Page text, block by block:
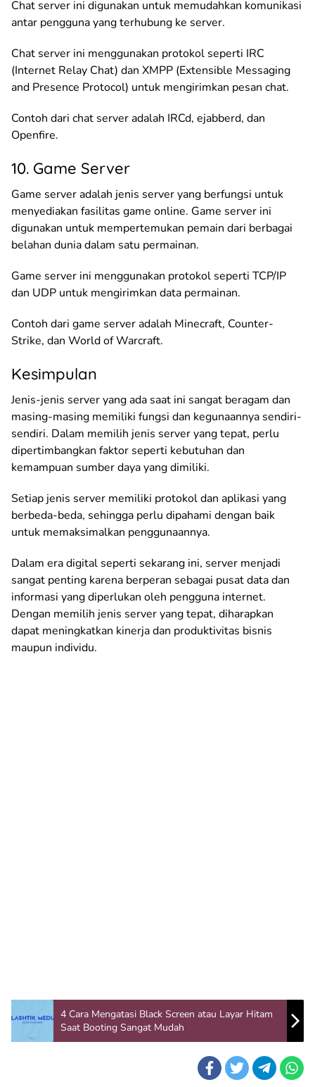
Chat server ini digunakan untuk memudahkan komunikasi
antar pengguna yang terhubung ke server.
Chat server ini menggunakan protokol seperti IRC
(Internet Relay Chat) dan XMPP (Extensible Messaging
and Presence Protocol) untuk mengirimkan pesan chat.
Contoh dari chat server adalah IRCd, ejabberd, dan
Openfire.
10. Game Server
Game server adalah jenis server yang berfungsi untuk
menyediakan fasilitas game online. Game server ini
digunakan untuk mempertemukan pemain dari berbagai
belahan dunia dalam satu permainan.
Game server ini menggunakan protokol seperti TCP/IP
dan UDP untuk mengirimkan data permainan.
Contoh dari game server adalah Minecraft, Counter-
Strike, dan World of Warcraft.
Kesimpulan
Jenis-jenis server yang ada saat ini sangat beragam dan
masing-masing memiliki fungsi dan kegunaannya sendiri-
sendiri. Dalam memilih jenis server yang tepat, perlu
dipertimbangkan faktor seperti kebutuhan dan
kemampuan sumber daya yang dimiliki.
Setiap jenis server memiliki protokol dan aplikasi yang
berbeda-beda, sehingga perlu dipahami dengan baik
untuk memaksimalkan penggunaannya.
Dalam era digital seperti sekarang ini, server menjadi
sangat penting karena berperan sebagai pusat data dan
informasi yang diperlukan oleh pengguna internet.
Dengan memilih jenis server yang tepat, diharapkan
dapat meningkatkan kinerja dan produktivitas bisnis
maupun individu.
4 Cara Mengatasi Black Screen atau Layar Hitam
Saat Booting Sangat Mudah